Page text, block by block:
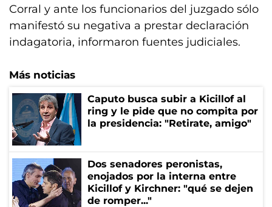
Corral y ante los funcionarios del juzgado sólo
manifestó su negativa a prestar declaración
indagatoria, informaron fuentes judiciales.
Más noticias
Caputo busca subir a Kicillof al
ring y le pide que no compita por
la presidencia: "Retirate, amigo"
Dos senadores peronistas,
enojados por la interna entre
Kicillof y Kirchner: "qué se dejen
de romper..."